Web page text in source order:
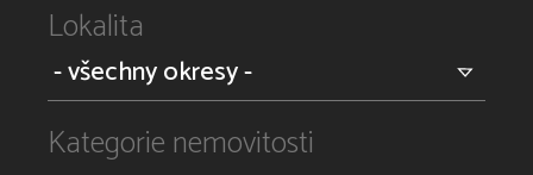
Lokalita
Kategorie nemovitosti